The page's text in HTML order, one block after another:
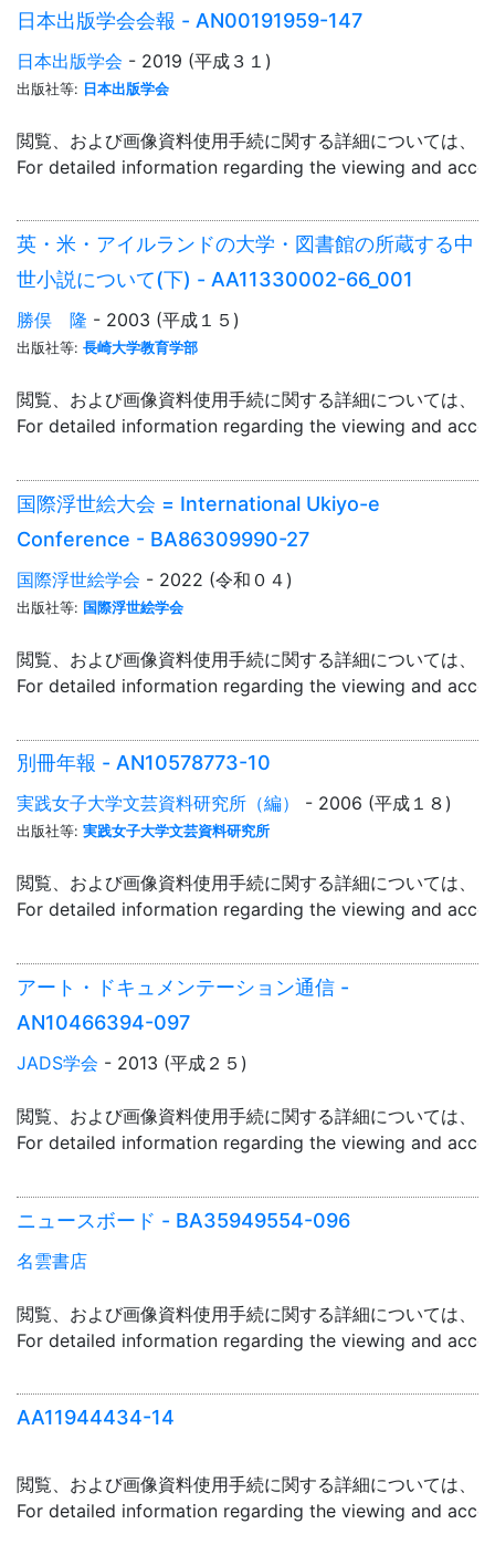
日本出版学会会報 - AN00191959-147
日本出版学会 - 2019 (平成３１)
出版社等: 日本出版学会
閲覧、および画像資料使用手続に関する詳細については、「
For detailed information regarding the viewing and
英・米・アイルランドの大学・図書館の所蔵する中
世小説について(下) - AA11330002-66_001
勝俣 隆 - 2003 (平成１５)
出版社等: 長崎大学教育学部
閲覧、および画像資料使用手続に関する詳細については、「
For detailed information regarding the viewing and
国際浮世絵大会 = International Ukiyo-e
Conference - BA86309990-27
国際浮世絵学会 - 2022 (令和０４)
出版社等: 国際浮世絵学会
閲覧、および画像資料使用手続に関する詳細については、「
For detailed information regarding the viewing and
別冊年報 - AN10578773-10
実践女子大学文芸資料研究所（編） - 2006 (平成１８)
出版社等: 実践女子大学文芸資料研究所
閲覧、および画像資料使用手続に関する詳細については、「
For detailed information regarding the viewing and
アート・ドキュメンテーション通信 -
AN10466394-097
JADS学会 - 2013 (平成２５)
閲覧、および画像資料使用手続に関する詳細については、「
For detailed information regarding the viewing and
ニュースボード - BA35949554-096
名雲書店
閲覧、および画像資料使用手続に関する詳細については、「
For detailed information regarding the viewing and
AA11944434-14
閲覧、および画像資料使用手続に関する詳細については、「
For detailed information regarding the viewing and